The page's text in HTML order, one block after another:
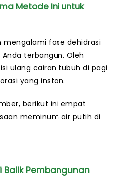
Metode Ini untuk
fase dehidrasi
terbangun. Oleh
ulang cairan tubuh di pagi
yang instan.
berikut ini empat
meminum air putih di
Balik Pembangunan